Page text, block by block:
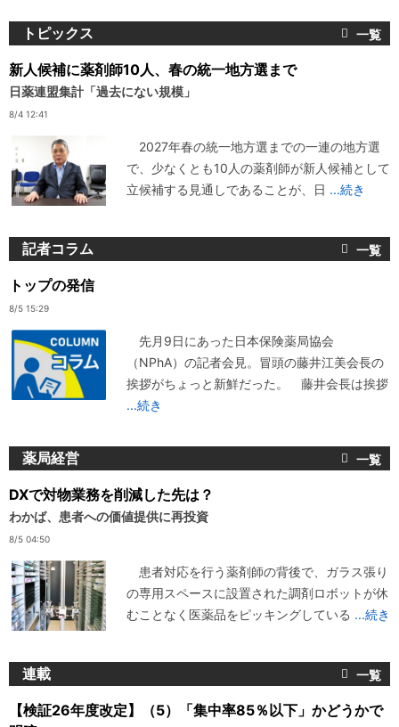
トピックス
新人候補に薬剤師10人、春の統一地方選まで
日薬連盟集計「過去にない規模」
8/4 12:41
2027年春の統一地方選までの一連の地方選
で、少なくとも10人の薬剤師が新人候補として
立候補する見通しであることが、日 ...続き
記者コラム
トップの発信
8/5 15:29
先月9日にあった日本保険薬局協会
（NPhA）の記者会見。冒頭の藤井江美会長の
挨拶がちょっと新鮮だった。 藤井会長は挨拶
...続き
薬局経営
DXで対物業務を削減した先は？
わかば、患者への価値提供に再投資
8/5 04:50
患者対応を行う薬剤師の背後で、ガラス張り
の専用スペースに設置された調剤ロボットが休
むことなく医薬品をピッキングしている ...続き
連載
【検証26年度改定】（5）「集中率85％以下」かどうかで